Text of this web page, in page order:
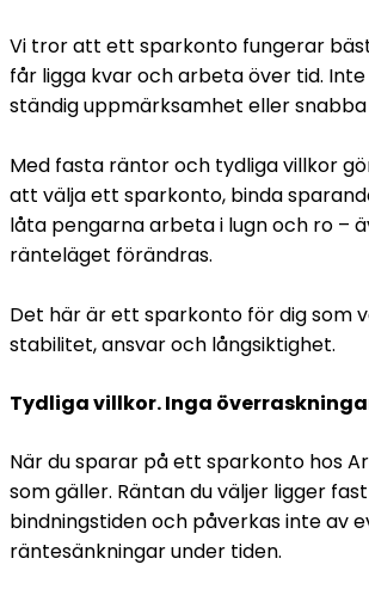
Vi tror att ett sparkonto fungerar
får ligga kvar och arbeta över tid.
ständig uppmärksamhet eller snabba
Med fasta räntor och tydliga villkor
att välja ett sparkonto, binda
låta pengarna arbeta i lugn och ro –
ränteläget förändras.
Det här är ett sparkonto för dig som
stabilitet, ansvar och långsiktighet.
Tydliga villkor. Inga
När du sparar på ett sparkonto hos
som gäller. Räntan du väljer ligger
bindningstiden och påverkas inte av
räntesänkningar under tiden.